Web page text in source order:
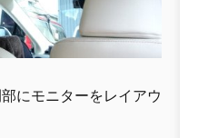
にモニターをレイアウ